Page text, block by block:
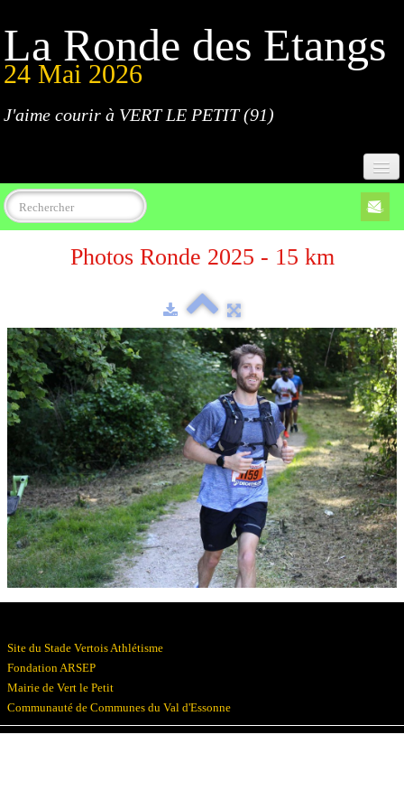
La Ronde des Etangs
24 Mai 2026
J'aime courir à VERT LE PETIT (91)
Accueil
Programme
Règlement
Parcours
Résultats
Devenez bénévoles
Partenaires
Photos▼
Photos Ronde 2025 - 15 km
Site du Stade Vertois Athlétisme
Fondation ARSEP
Mairie de Vert le Petit
Communauté de Communes du Val d'Essonne